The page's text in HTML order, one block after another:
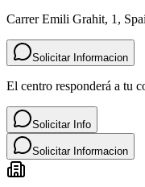
Carrer Emili Grahit, 1,
Solicitar Informacion
El centro responderá a tu
Solicitar Info
Solicitar Informacion